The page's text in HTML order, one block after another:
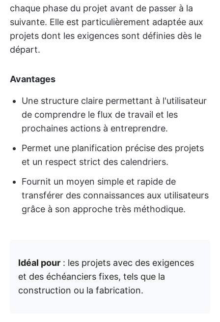
chaque phase du projet avant de passer à la
suivante. Elle est particulièrement adaptée aux
projets dont les exigences sont définies dès le
départ.
Avantages
Une structure claire permettant à l'utilisateur
de comprendre le flux de travail et les
prochaines actions à entreprendre.
Permet une planification précise des projets
et un respect strict des calendriers.
Fournit un moyen simple et rapide de
transférer des connaissances aux utilisateurs
grâce à son approche très méthodique.
Idéal pour : les projets avec des exigences
et des échéanciers fixes, tels que la
construction ou la fabrication.